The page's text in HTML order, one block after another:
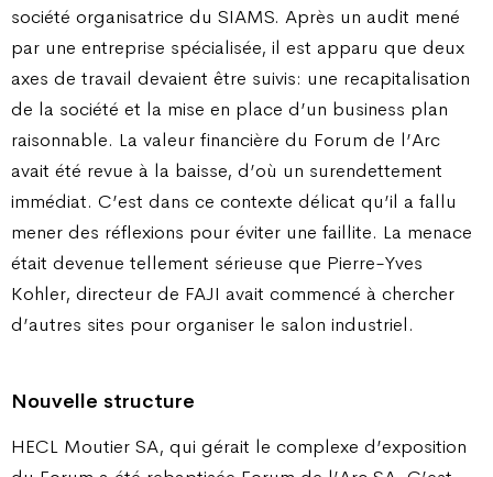
société organisatrice du SIAMS. Après un audit mené
par une entreprise spécialisée, il est apparu que deux
axes de travail devaient être suivis: une recapitalisation
de la société et la mise en place d’un business plan
raisonnable. La valeur financière du Forum de l’Arc
avait été revue à la baisse, d’où un surendettement
immédiat. C’est dans ce contexte délicat qu’il a fallu
mener des réflexions pour éviter une faillite. La menace
était devenue tellement sérieuse que Pierre-Yves
Kohler, directeur de FAJI avait commencé à chercher
d’autres sites pour organiser le salon industriel.
Nouvelle structure
HECL Moutier SA, qui gérait le complexe d’exposition